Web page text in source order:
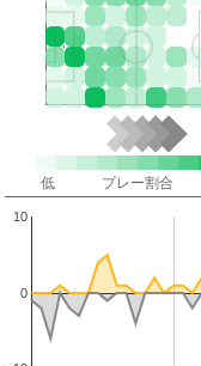
低 プレー割合
0
10